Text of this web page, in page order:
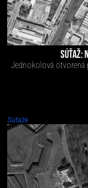
SÚŤAŽ:
Jednokolová otvorená
Súťaže